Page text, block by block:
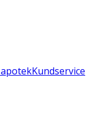
Kundservice